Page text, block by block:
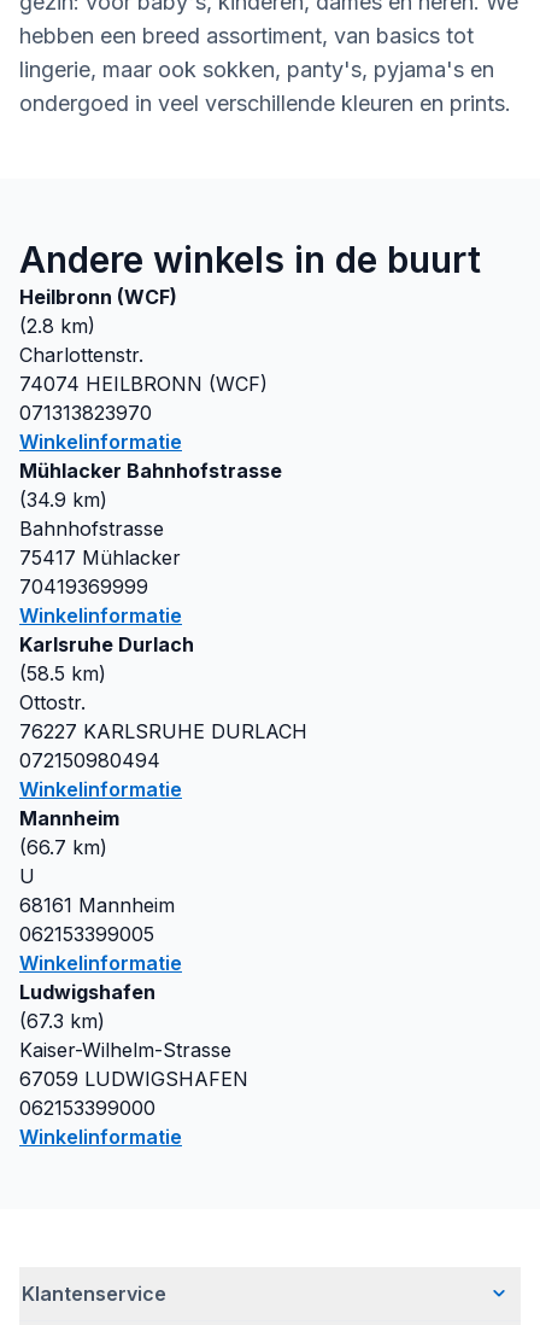
hebben een breed assortiment, van basics tot
lingerie, maar ook sokken, panty's, pyjama's en
ondergoed in veel verschillende kleuren en prints.
Andere winkels in de buurt
Heilbronn (WCF)
(2.8 km)
Charlottenstr.
74074 HEILBRONN (WCF)
071313823970
Winkelinformatie
Mühlacker Bahnhofstrasse
(34.9 km)
Bahnhofstrasse
75417 Mühlacker
70419369999
Winkelinformatie
Karlsruhe Durlach
(58.5 km)
Ottostr.
76227 KARLSRUHE DURLACH
072150980494
Winkelinformatie
Mannheim
(66.7 km)
U
68161 Mannheim
062153399005
Winkelinformatie
Ludwigshafen
(67.3 km)
Kaiser-Wilhelm-Strasse
67059 LUDWIGSHAFEN
062153399000
Winkelinformatie
Klantenservice